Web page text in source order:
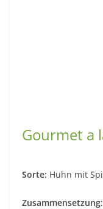
Gourmet a
Sorte: Huhn mit
Zusammensetzung